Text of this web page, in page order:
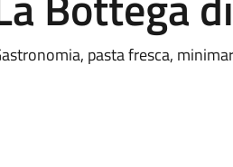
pasta fresca,